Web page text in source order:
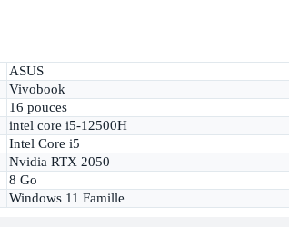
ASUS
Vivobook
16 pouces
intel core i5-12500H
Intel Core i5
Nvidia RTX 2050
8 Go
Windows 11 Famille